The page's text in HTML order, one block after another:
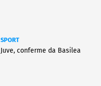
SPORT
Juve, conferme da Basilea